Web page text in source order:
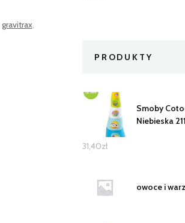
gravitrax,
PRODUKTY
Smoby
Niebieska
31,40zł
owoce i